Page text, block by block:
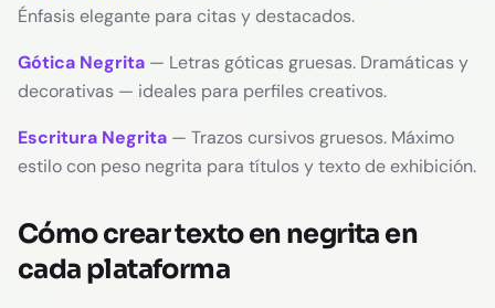
Énfasis elegante para citas y destacados.
Gótica Negrita — Letras góticas gruesas. Dramáticas y
decorativas — ideales para perfiles creativos.
Escritura Negrita — Trazos cursivos gruesos. Máximo
estilo con peso negrita para títulos y texto de exhibición.
Cómo crear texto en negrita en
cada plataforma